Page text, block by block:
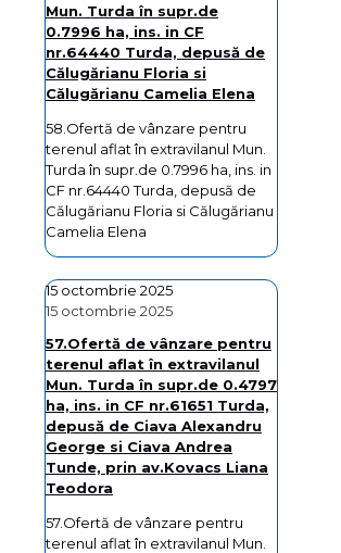
Mun. Turda în supr.de
0.7996 ha, ins. in CF
nr.64440 Turda, depusă de
Călugărianu Floria si
Călugărianu Camelia Elena
58.Ofertă de vânzare pentru
terenul aflat în extravilanul Mun.
Turda în supr.de 0.7996 ha, ins. in
CF nr.64440 Turda, depusă de
Călugărianu Floria si Călugărianu
Camelia Elena
15 octombrie 2025
15 octombrie 2025
57.Ofertă de vânzare pentru
terenul aflat în extravilanul
Mun. Turda în supr.de 0.4797
ha, ins. in CF nr.61651 Turda,
depusă de Ciava Alexandru
George si Ciava Andrea
Tunde, prin av.Kovacs Liana
Teodora
57.Ofertă de vânzare pentru
terenul aflat în extravilanul Mun.